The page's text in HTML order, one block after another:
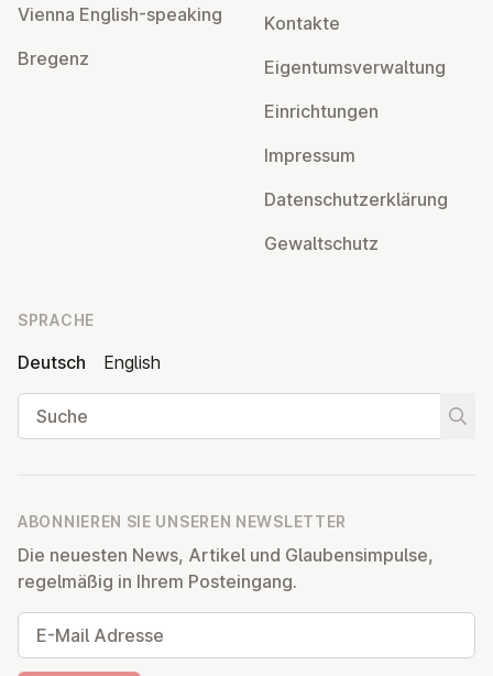
Vienna English-speaking
Bregenz
Kontakte
Ei­gen­tums­ver­wal­tung
Ein­rich­tun­gen
Impressum
Da­ten­schutz­er­klä­rung
Ge­walt­schutz
SPRACHE
Deutsch
English
Suche
ABONNIEREN SIE UNSEREN NEWSLETTER
Die neuesten News, Artikel und Glaubensimpulse,
regelmäßig in Ihrem Posteingang.
E-Mail Adresse